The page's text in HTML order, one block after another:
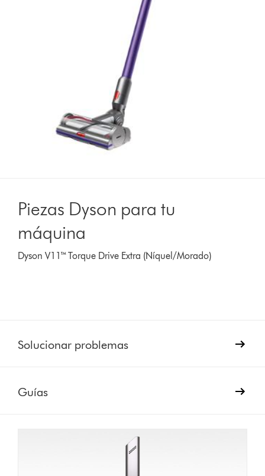
Piezas Dyson para tu
máquina
Dyson V11™ Torque Drive Extra (Níquel/Morado)
Solucionar problemas
Guías